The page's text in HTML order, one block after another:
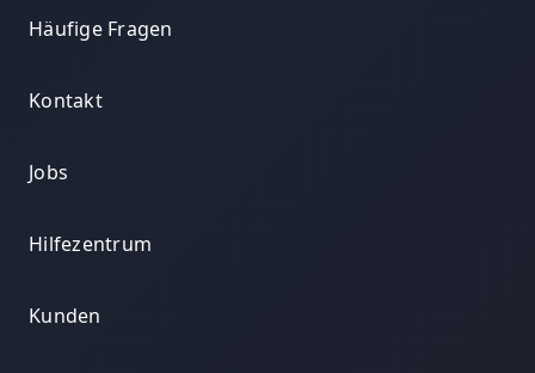
Häufige Fragen
Kontakt
Jobs
Hilfezentrum
Kunden